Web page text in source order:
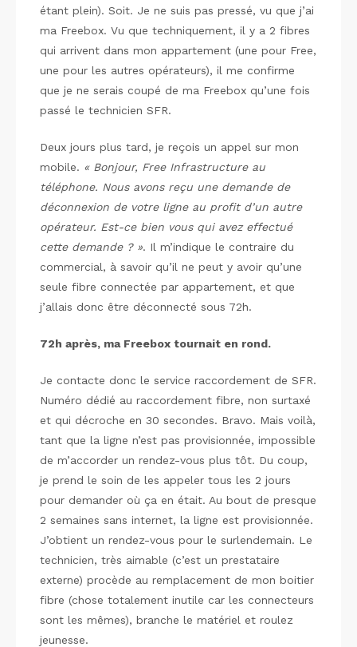
étant plein). Soit. Je ne suis pas pressé, vu que j’ai
ma Freebox. Vu que techniquement, il y a 2 fibres
qui arrivent dans mon appartement (une pour Free,
une pour les autres opérateurs), il me confirme
que je ne serais coupé de ma Freebox qu’une fois
passé le technicien SFR.
Deux jours plus tard, je reçois un appel sur mon
mobile. « Bonjour, Free Infrastructure au
téléphone. Nous avons reçu une demande de
déconnexion de votre ligne au profit d’un autre
opérateur. Est-ce bien vous qui avez effectué
cette demande ? ». Il m’indique le contraire du
commercial, à savoir qu’il ne peut y avoir qu’une
seule fibre connectée par appartement, et que
j’allais donc être déconnecté sous 72h.
72h après, ma Freebox tournait en rond.
Je contacte donc le service raccordement de SFR.
Numéro dédié au raccordement fibre, non surtaxé
et qui décroche en 30 secondes. Bravo. Mais voilà,
tant que la ligne n’est pas provisionnée, impossible
de m’accorder un rendez-vous plus tôt. Du coup,
je prend le soin de les appeler tous les 2 jours
pour demander où ça en était. Au bout de presque
2 semaines sans internet, la ligne est provisionnée.
J’obtient un rendez-vous pour le surlendemain. Le
technicien, très aimable (c’est un prestataire
externe) procède au remplacement de mon boitier
fibre (chose totalement inutile car les connecteurs
sont les mêmes), branche le matériel et roulez
jeunesse.